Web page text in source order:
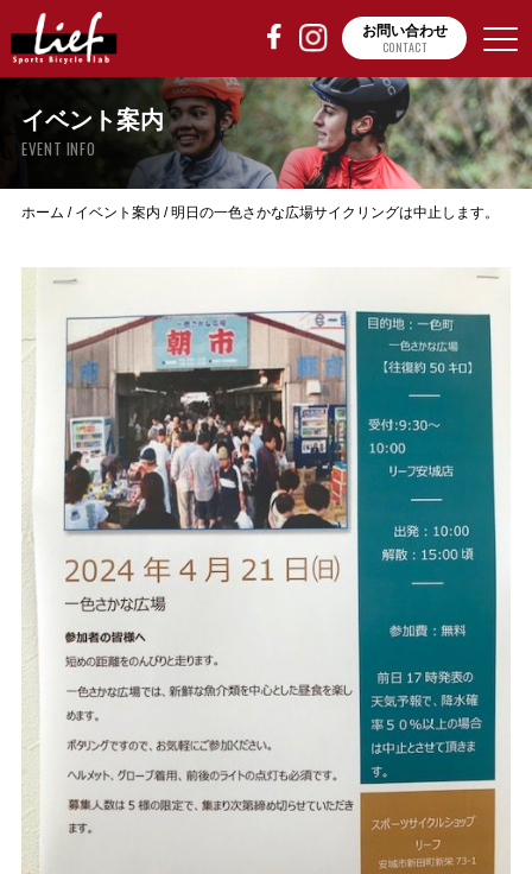
お問い合わせ
CONTACT
イベント案内
EVENT INFO
ホーム / イベント案内 /明日の一色さかな広場サイクリングは中止します。